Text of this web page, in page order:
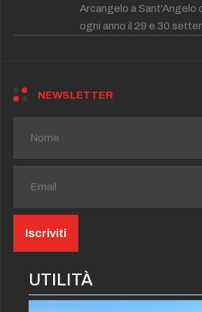
Arcangelo a Sant'Angelo
ogni anno il 29 e 30
NEWSLETTER
UTILITÀ